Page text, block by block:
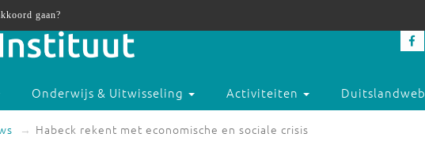
Onderwijs & Uitwisseling Activiteiten Duitslandweb
Habeck rekent met economische en sociale crisis
gaan?